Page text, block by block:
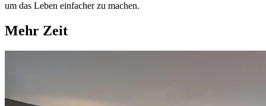
um das Leben einfacher zu machen.
Mehr Zeit